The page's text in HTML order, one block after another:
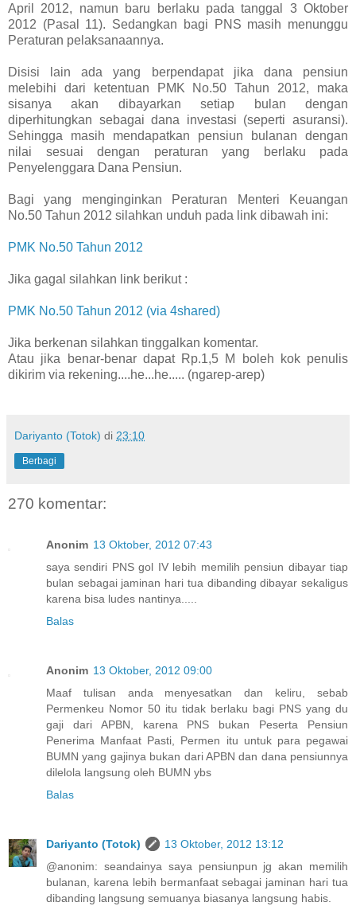
April 2012, namun baru berlaku pada tanggal 3 Oktober
2012 (Pasal 11). Sedangkan bagi PNS masih menunggu
Peraturan pelaksanaannya.
Disisi lain ada yang berpendapat jika dana pensiun
melebihi dari ketentuan PMK No.50 Tahun 2012, maka
sisanya akan dibayarkan setiap bulan dengan
diperhitungkan sebagai dana investasi (seperti asuransi).
Sehingga masih mendapatkan pensiun bulanan dengan
nilai sesuai dengan peraturan yang berlaku pada
Penyelenggara Dana Pensiun.
Bagi yang menginginkan Peraturan Menteri Keuangan
No.50 Tahun 2012 silahkan unduh pada link dibawah ini:
PMK No.50 Tahun 2012
Jika gagal silahkan link berikut :
PMK No.50 Tahun 2012 (via 4shared)
Jika berkenan silahkan tinggalkan komentar.
Atau jika benar-benar dapat Rp.1,5 M boleh kok penulis
dikirim via rekening....he...he..... (ngarep-arep)
Dariyanto (Totok) di 23:10
Berbagi
270 komentar:
Anonim 13 Oktober, 2012 07:43
saya sendiri PNS gol IV lebih memilih pensiun dibayar tiap
bulan sebagai jaminan hari tua dibanding dibayar sekaligus
karena bisa ludes nantinya.....
Balas
Anonim 13 Oktober, 2012 09:00
Maaf tulisan anda menyesatkan dan keliru, sebab
Permenkeu Nomor 50 itu tidak berlaku bagi PNS yang du
gaji dari APBN, karena PNS bukan Peserta Pensiun
Penerima Manfaat Pasti, Permen itu untuk para pegawai
BUMN yang gajinya bukan dari APBN dan dana pensiunnya
dilelola langsung oleh BUMN ybs
Balas
Dariyanto (Totok)
13 Oktober, 2012 13:12
@anonim: seandainya saya pensiunpun jg akan memilih
bulanan, karena lebih bermanfaat sebagai jaminan hari tua
dibanding langsung semuanya biasanya langsung habis.